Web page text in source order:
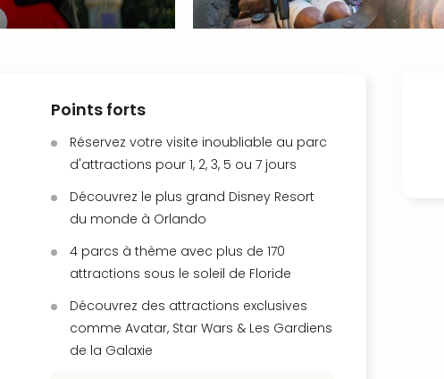
Points forts
Réservez votre visite inoubliable au parc
d'attractions pour 1, 2, 3, 5 ou 7 jours
Découvrez le plus grand Disney Resort
du monde à Orlando
4 parcs à thème avec plus de 170
attractions sous le soleil de Floride
Découvrez des attractions exclusives
comme Avatar, Star Wars & Les Gardiens
de la Galaxie